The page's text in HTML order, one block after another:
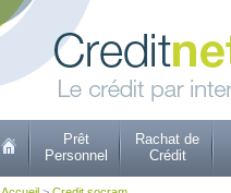
Prêt
Personnel
Rachat de
Crédit